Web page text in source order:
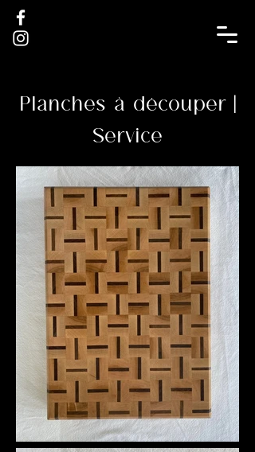
Planches à découper |
Service